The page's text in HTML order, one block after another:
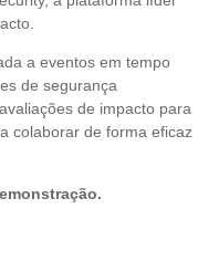
a eventos em tempo
de segurança
de impacto para
colaborar de forma eficaz